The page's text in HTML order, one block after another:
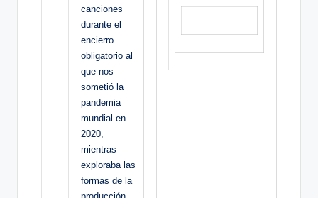
canciones
durante el
encierro
obligatorio al
que nos
sometió la
pandemia
mundial en
2020,
mientras
exploraba las
formas de la